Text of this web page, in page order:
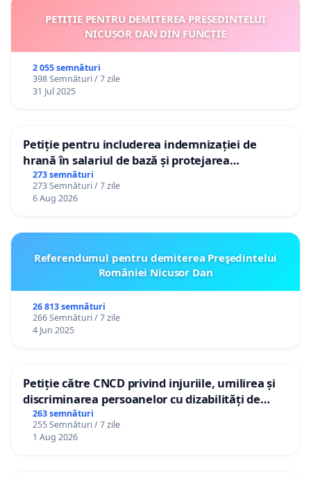
PETIȚIE PENTRU DEMITEREA PREȘEDINTELUI
NICUȘOR DAN DIN FUNCȚIE
2 055 semnături
398 Semnături / 7 zile
31 Jul 2025
Petiție pentru includerea indemnizației de
hrană în salariul de bază și protejarea
gradațiilor de vechime pentru asistenții
personali
273 semnături
273 Semnături / 7 zile
6 Aug 2026
Referendumul pentru demiterea Preşedintelui
României Nicusor Dan
26 813 semnături
266 Semnături / 7 zile
4 Jun 2025
Petiție către CNCD privind injuriile, umilirea și
discriminarea persoanelor cu dizabilități de
către utilizatorul TikTok „Gorici”
263 semnături
255 Semnături / 7 zile
1 Aug 2026